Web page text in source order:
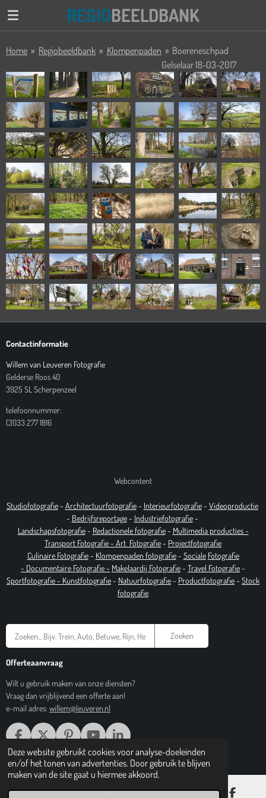
Deze website gebruikt cookies voor analyse-doeleinden
en/of het tonen van advertenties. Door gebruik te blijven
maken van de site gaat u hiermee akkoord.
Ga
de
REGIOBEELDBANK
Home » Regiobeeldbank » Klompenpaden » Boereneschpad
Gelselaar 18-03-2017
Contactinformatie
Willem van Leuveren Fotografie
Gelderse Roos 40
3925 SL Scherpenzeel
telefoonnummer:
(31)33 277 1816
Webcontent
Studiofotografie- Architectuurfotografie- Interieurfotografie- Videoproductie
- Bedrijfsreportage- Industriefotografie-
Landschapsfotografie- Redactionele fotografie- Multimedia producties -
Transport Fotografie - Art Fotografie- Projectfotografie
Culinaire Fotografie- Klompenpaden fotografie- Sociale Fotografie
- Documentaire Fotografie- Makelaardij Fotografie- Travel Fotografie-
Sportfotografie - Kunstfotografie- Natuurfotografie- Productfotografie- Stock
fotografie
Zoeken
Offerteaanvraag
Wilt u gebruik maken van onze diensten?
Vraag dan vrijblijvend een offerte aan!
e-mail adres: willem@leuveren.nl
F
A
C
E
X
P
I
N
T
Y
O
U
T
L
I
N
K
© 2017 Regiobeeldbank.nl